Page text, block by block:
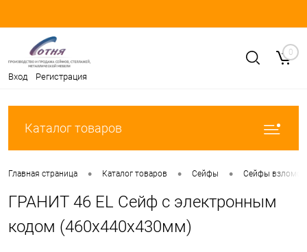
Вход Регистрация
0
Каталог товаров
Главная страница • Каталог товаров • Сейфы • Сейфы
ГРАНИТ 46 EL Сейф с электронным
кодом (460x440x430мм)